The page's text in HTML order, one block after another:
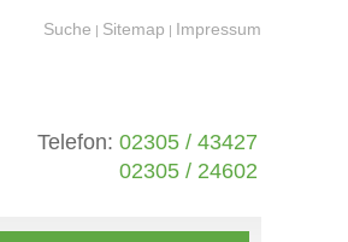
Suche | Sitemap | Impressum
Telefon: 02305 / 43427
02305 / 24602